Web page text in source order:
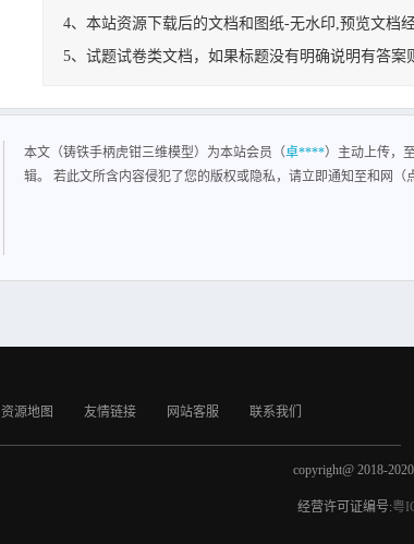
4、本站资源下载后的文档和图纸-无水印,预览文档
5、试题试卷类文档，如果标题没有明确说明有答案
本文（铸铁手柄虎钳三维模型）为本站会员（卓****）主动上传，
辑。 若此文所含内容侵犯了您的版权或隐私，请立即通知至和网（
资源地图 友情链接 网站客服 联系我们
copyright@ 2018-
经营许可证编号:粤